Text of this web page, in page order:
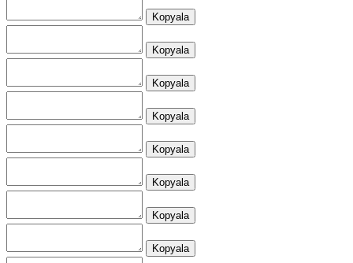
Kopyala
Kopyala
Kopyala
Kopyala
Kopyala
Kopyala
Kopyala
Kopyala